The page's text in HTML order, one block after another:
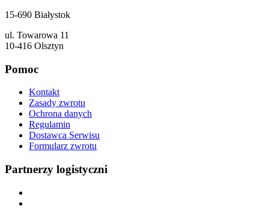
15-690 Białystok
ul. Towarowa 11
10-416 Olsztyn
Pomoc
Kontakt
Zasady zwrotu
Ochrona danych
Regulamin
Dostawca Serwisu
Formularz zwrotu
Partnerzy logistyczni